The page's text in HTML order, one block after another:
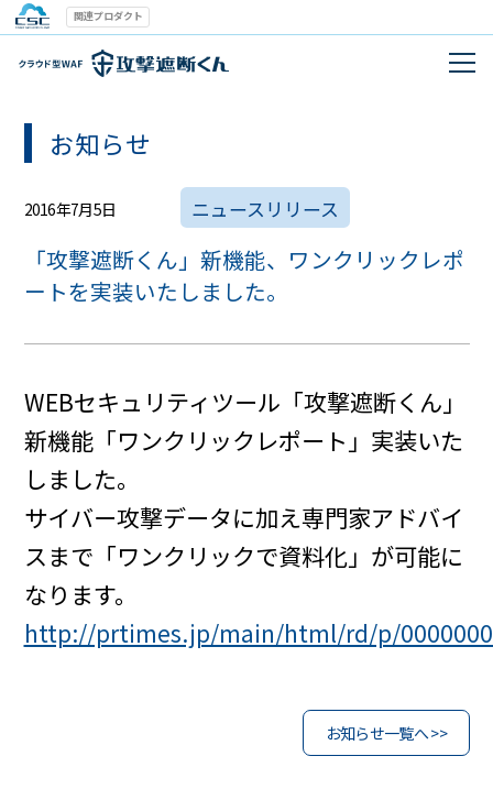
関連プロダクト
お知らせ
2016年7月5日 ニュースリリース
「攻撃遮断くん」新機能、ワンクリックレポ
ートを実装いたしました。
WEBセキュリティツール「攻撃遮断くん」
新機能「ワンクリックレポート」実装いた
しました。
サイバー攻撃データに加え専門家アドバイ
スまで「ワンクリックで資料化」が可能に
なります。
http://prtimes.jp/main/html/rd/p/
お知らせ一覧へ >>